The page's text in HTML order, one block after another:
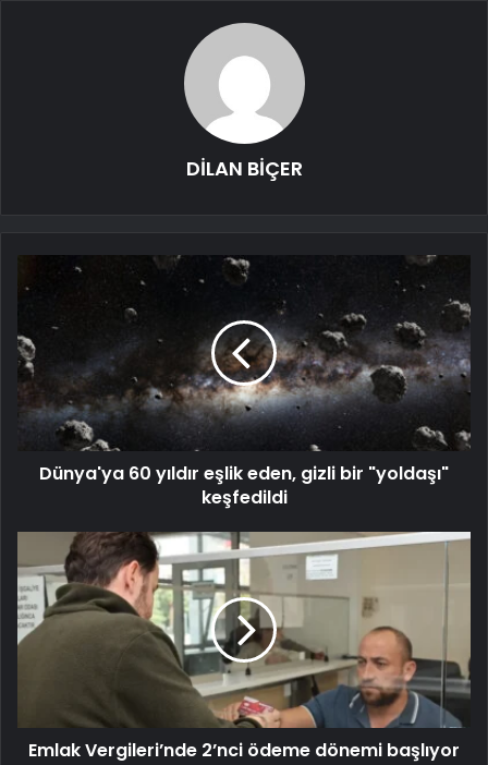
DİLAN BİÇER
Dünya'ya 60 yıldır eşlik eden, gizli bir "yoldaşı"
keşfedildi
Emlak Vergileri’nde 2’nci ödeme dönemi başlıyor